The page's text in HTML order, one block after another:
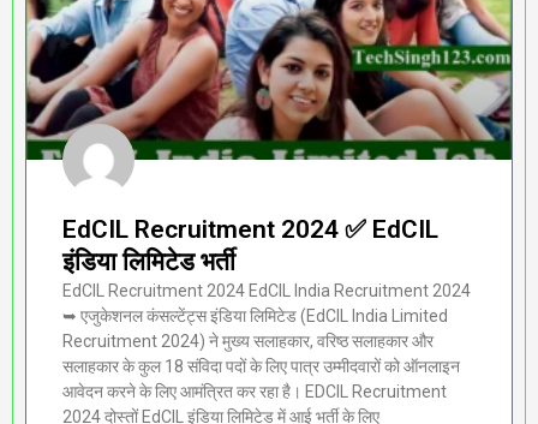
EdCIL Recruitment 2024 ✅ EdCIL
इंडिया लिमिटेड भर्ती
EdCIL Recruitment 2024 EdCIL India Recruitment 2024
➥ एजुकेशनल कंसल्टेंट्स इंडिया लिमिटेड (EdCIL India Limited
Recruitment 2024) ने मुख्य सलाहकार, वरिष्ठ सलाहकार और
सलाहकार के कुल 18 संविदा पदों के लिए पात्र उम्मीदवारों को ऑनलाइन
आवेदन करने के लिए आमंत्रित कर रहा है। EDCIL Recruitment
2024 दोस्तों EdCIL इंडिया लिमिटेड में आई भर्ती के लिए